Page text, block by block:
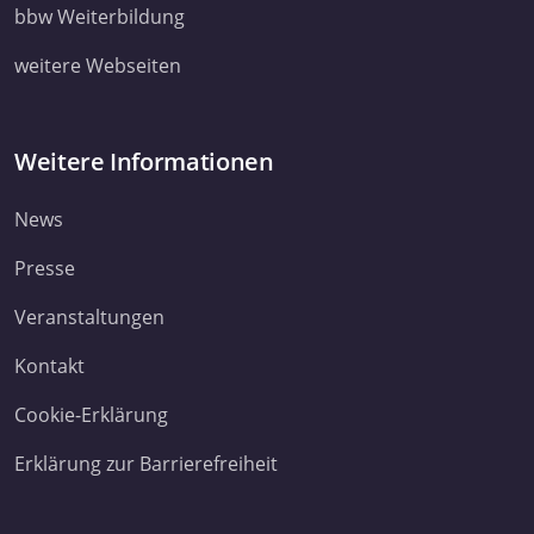
ihnen bereitgestellt haben oder die sie im Rahmen Ihrer
Cookies, wenn Sie unsere Webseite weiterhin nutzen.
bbw Weiterbildung
weitere Webseiten
Weitere Informationen
News
Presse
Veranstaltungen
Kontakt
Cookie-Erklärung
Erklärung zur Barrierefreiheit